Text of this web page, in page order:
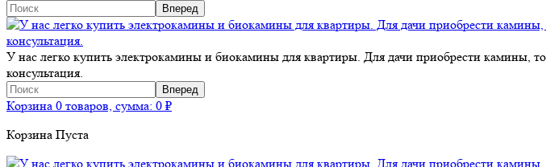
У нас легко купить электрокамины и биокамины для квартиры. Для дачи приобрести
консультация.
Корзина 0 товаров, сумма: 0 ₽
Корзина Пуста